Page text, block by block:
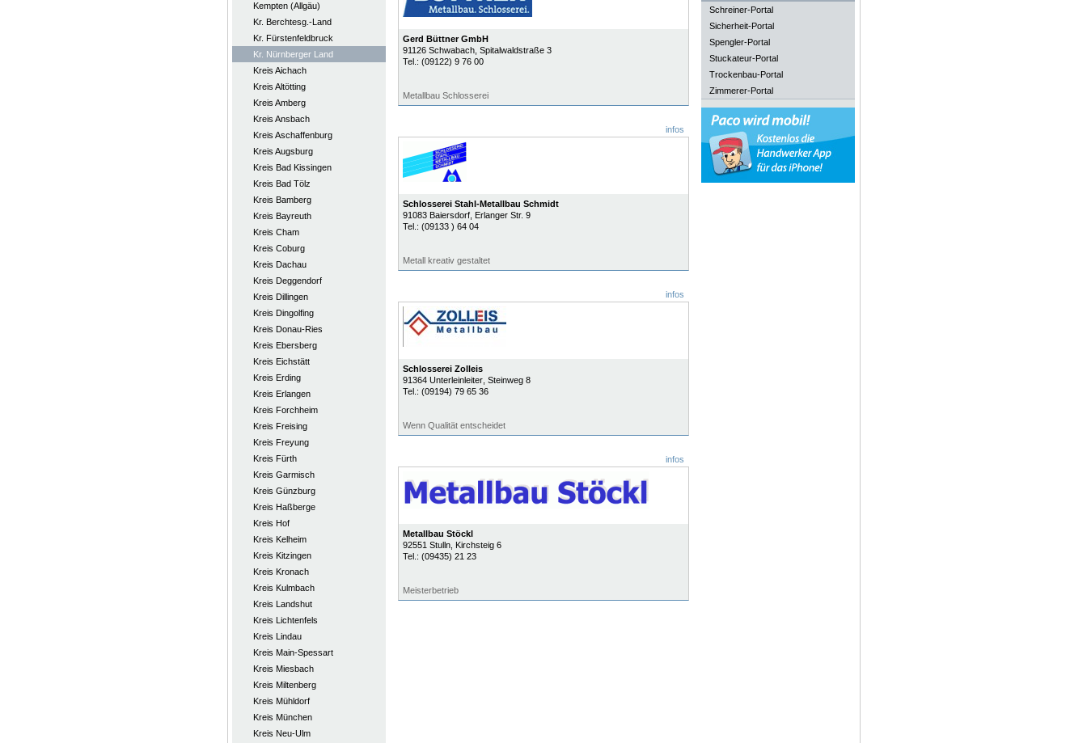
Kempten (Allgäu)
Kr. Berchtesg.-Land
Kr. Fürstenfeldbruck
Kr. Nürnberger Land
Kreis Aichach
Kreis Altötting
Kreis Amberg
Kreis Ansbach
Kreis Aschaffenburg
Kreis Augsburg
Kreis Bad Kissingen
Kreis Bad Tölz
Kreis Bamberg
Kreis Bayreuth
Kreis Cham
Kreis Coburg
Kreis Dachau
Kreis Deggendorf
Kreis Dillingen
Kreis Dingolfing
Kreis Donau-Ries
Kreis Ebersberg
Kreis Eichstätt
Kreis Erding
Kreis Erlangen
Kreis Forchheim
Kreis Freising
Kreis Freyung
Kreis Fürth
Kreis Garmisch
Kreis Günzburg
Kreis Haßberge
Kreis Hof
Kreis Kelheim
Kreis Kitzingen
Kreis Kronach
Kreis Kulmbach
Kreis Landshut
Kreis Lichtenfels
Kreis Lindau
Kreis Main-Spessart
Kreis Miesbach
Kreis Miltenberg
Kreis Mühldorf
Kreis München
Kreis Neu-Ulm
Gerd Büttner GmbH
91126 Schwabach, Spitalwaldstraße 3
Tel.: (09122) 9 76 00
Metallbau Schlosserei
infos
Schlosserei Stahl-Metallbau Schmidt
91083 Baiersdorf, Erlanger Str. 9
Tel.: (09133 ) 64 04
Metall kreativ gestaltet
infos
Schlosserei Zolleis
91364 Unterleinleiter, Steinweg 8
Tel.: (09194) 79 65 36
Wenn Qualität entscheidet
infos
Metallbau Stöckl
92551 Stulln, Kirchsteig 6
Tel.: (09435) 21 23
Meisterbetrieb
Schreiner-Portal
Sicherheit-Portal
Spengler-Portal
Stuckateur-Portal
Trockenbau-Portal
Zimmerer-Portal